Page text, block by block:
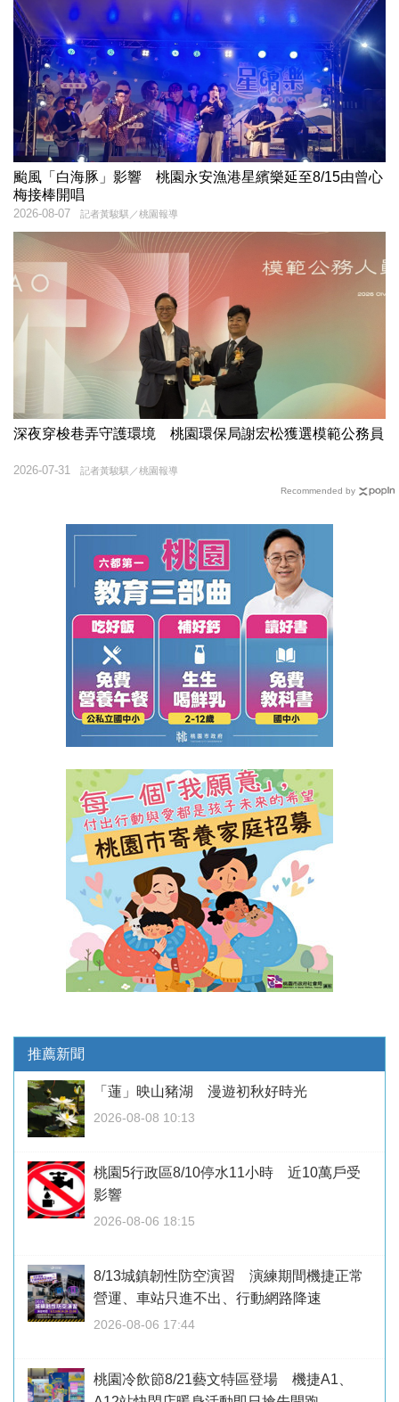
颱風「白海豚」影響 桃園永安漁港星繽樂延至8/15由曾心
梅接棒開唱
記者黃駿騏／桃園報導
2026-08-07
深夜穿梭巷弄守護環境 桃園環保局謝宏松獲選模範公務員
記者黃駿騏／桃園報導
2026-07-31
Recommended by
推薦新聞
「蓮」映山豬湖 漫遊初秋好時光
2026-08-08 10:13
桃園5行政區8/10停水11小時 近10萬戶受
影響
2026-08-06 18:15
8/13城鎮韌性防空演習 演練期間機捷正常
營運、車站只進不出、行動網路降速
2026-08-06 17:44
桃園冷飲節8/21藝文特區登場 機捷A1、